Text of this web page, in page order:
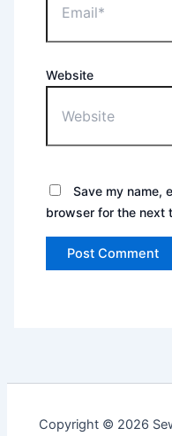
Website
Save my name,
browser for the next
Copyright © 2026